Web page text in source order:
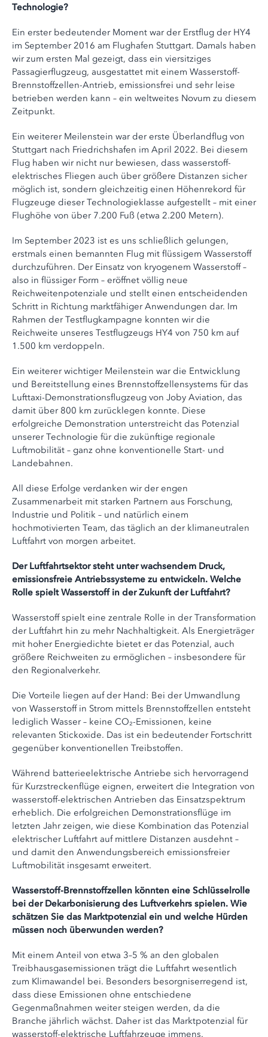
Technologie?
Ein erster bedeutender Moment war der Erstflug der HY4
im September 2016 am Flughafen Stuttgart. Damals haben
wir zum ersten Mal gezeigt, dass ein viersitziges
Passagierflugzeug, ausgestattet mit einem Wasserstoff-
Brennstoffzellen-Antrieb, emissionsfrei und sehr leise
betrieben werden kann – ein weltweites Novum zu diesem
Zeitpunkt.
Ein weiterer Meilenstein war der erste Überlandflug von
Stuttgart nach Friedrichshafen im April 2022. Bei diesem
Flug haben wir nicht nur bewiesen, dass wasserstoff-
elektrisches Fliegen auch über größere Distanzen sicher
möglich ist, sondern gleichzeitig einen Höhenrekord für
Flugzeuge dieser Technologieklasse aufgestellt – mit einer
Flughöhe von über 7.200 Fuß (etwa 2.200 Metern).
Im September 2023 ist es uns schließlich gelungen,
erstmals einen bemannten Flug mit flüssigem Wasserstoff
durchzuführen. Der Einsatz von kryogenem Wasserstoff –
also in flüssiger Form – eröffnet völlig neue
Reichweitenpotenziale und stellt einen entscheidenden
Schritt in Richtung marktfähiger Anwendungen dar. Im
Rahmen der Testflugkampagne konnten wir die
Reichweite unseres Testflugzeugs HY4 von 750 km auf
1.500 km verdoppeln.
Ein weiterer wichtiger Meilenstein war die Entwicklung
und Bereitstellung eines Brennstoffzellensystems für das
Lufttaxi-Demonstrationsflugzeug von Joby Aviation, das
damit über 800 km zurücklegen konnte. Diese
erfolgreiche Demonstration unterstreicht das Potenzial
unserer Technologie für die zukünftige regionale
Luftmobilität – ganz ohne konventionelle Start- und
Landebahnen.
All diese Erfolge verdanken wir der engen
Zusammenarbeit mit starken Partnern aus Forschung,
Industrie und Politik – und natürlich einem
hochmotivierten Team, das täglich an der klimaneutralen
Luftfahrt von morgen arbeitet.
Der Luftfahrtsektor steht unter wachsendem Druck,
emissionsfreie Antriebssysteme zu entwickeln. Welche
Rolle spielt Wasserstoff in der Zukunft der Luftfahrt?
Wasserstoff spielt eine zentrale Rolle in der Transformation
der Luftfahrt hin zu mehr Nachhaltigkeit. Als Energieträger
mit hoher Energiedichte bietet er das Potenzial, auch
größere Reichweiten zu ermöglichen – insbesondere für
den Regionalverkehr.
Die Vorteile liegen auf der Hand: Bei der Umwandlung
von Wasserstoff in Strom mittels Brennstoffzellen entsteht
lediglich Wasser – keine CO₂-Emissionen, keine
relevanten Stickoxide. Das ist ein bedeutender Fortschritt
gegenüber konventionellen Treibstoffen.
Während batterieelektrische Antriebe sich hervorragend
für Kurzstreckenflüge eignen, erweitert die Integration von
wasserstoff-elektrischen Antrieben das Einsatzspektrum
erheblich. Die erfolgreichen Demonstrationsflüge im
letzten Jahr zeigen, wie diese Kombination das Potenzial
elektrischer Luftfahrt auf mittlere Distanzen ausdehnt –
und damit den Anwendungsbereich emissionsfreier
Luftmobilität insgesamt erweitert.
Wasserstoff-Brennstoffzellen könnten eine Schlüsselrolle
bei der Dekarbonisierung des Luftverkehrs spielen. Wie
schätzen Sie das Marktpotenzial ein und welche Hürden
müssen noch überwunden werden?
Mit einem Anteil von etwa 3–5 % an den globalen
Treibhausgasemissionen trägt die Luftfahrt wesentlich
zum Klimawandel bei. Besonders besorgniserregend ist,
dass diese Emissionen ohne entschiedene
Gegenmaßnahmen weiter steigen werden, da die
Branche jährlich wächst. Daher ist das Marktpotenzial für
wasserstoff-elektrische Luftfahrzeuge immens.